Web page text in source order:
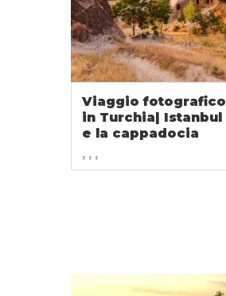
Viaggio fotografico
in Turchia| Istanbul
e la cappadocia
, , ,